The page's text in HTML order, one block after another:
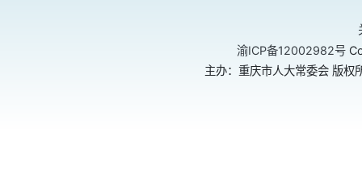
渝ICP备12002982号
主办：重庆市人大常委会 版